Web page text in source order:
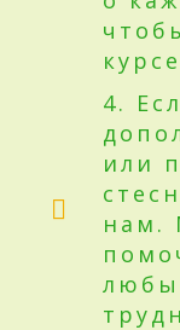
4.
или
нам.